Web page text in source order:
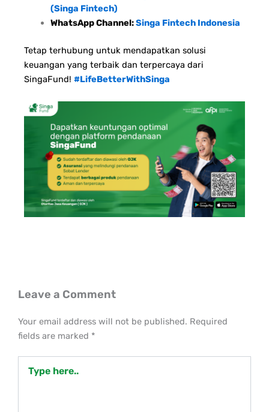
(Singa Fintech)
WhatsApp Channel:Singa Fintech Indonesia
Tetap terhubung untuk mendapatkan solusi
keuangan yang terbaik dan terpercaya dari
SingaFund! #LifeBetterWithSinga
Leave a Comment
Your email address will not be published. Required
fields are marked *
here..